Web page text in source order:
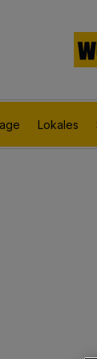
Lokales